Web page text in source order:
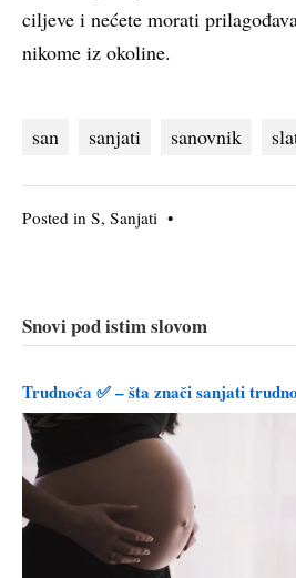
ciljeve i nećete morati
nikome iz okoline.
san sanjati sanovnik
Posted in S, Sanjati •
Snovi pod istim slovom
Trudnoća ✅ – šta znači sanjati